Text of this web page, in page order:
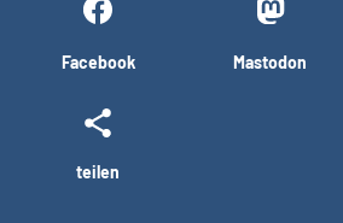
Facebook Mastodon
teilen